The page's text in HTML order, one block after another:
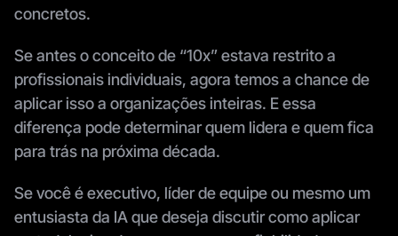
concretos.
Se antes o conceito de “10x” estava restrito a
profissionais individuais, agora temos a chance de
aplicar isso a organizações inteiras. E essa
diferença pode determinar quem lidera e quem fica
para trás na próxima década.
Se você é executivo, líder de equipe ou mesmo um
entusiasta da IA que deseja discutir como aplicar